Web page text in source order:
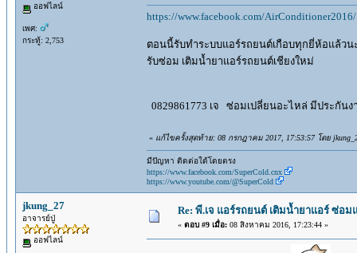
ออฟไลน์
เพศ:
กระทู้: 2,753
https://www.facebook.com/AirConditioner2016/
ตอนนี้รับทำระบบแอร์รถยนต์เกือบทุกยี่ห้อแล้วน
รับซ่อม เติมน้ำยาแอร์รถยนต์เชียงใหม่
0829861773 เจ ซ่อมเปลี่ยนอะไหล่ มีประกัน
« แก้ไขครั้งสุดท้าย: 08 กรกฎาคม 2017, 17:53:57 โดย
มีปัญหา ติดต่อใด้โดยตรง
https://www.facebook.com/SuperCold.cnx
https://www.youtube.com/@SuperCold
jkung_27
อาจารย์ปู่
ออฟไลน์
Re: พี.เจ แอร์รถยนต์ เติมน้ำยาแอร์ ซ่อ
« ตอบ #9 เมื่อ: 08 สิงหาคม 2016, 17:23:44 »